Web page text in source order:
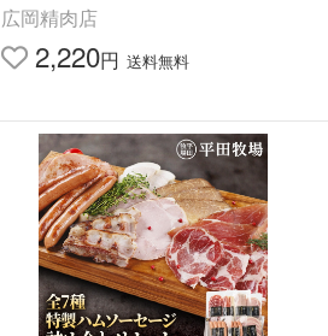
広岡精肉店
2,220円 送料無料